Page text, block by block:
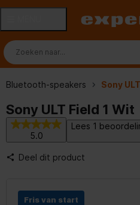
Bluetooth-speakers Sony
Sony ULT Field 1 Wit
5.0
Lees 1
Deel dit product
Fris van start